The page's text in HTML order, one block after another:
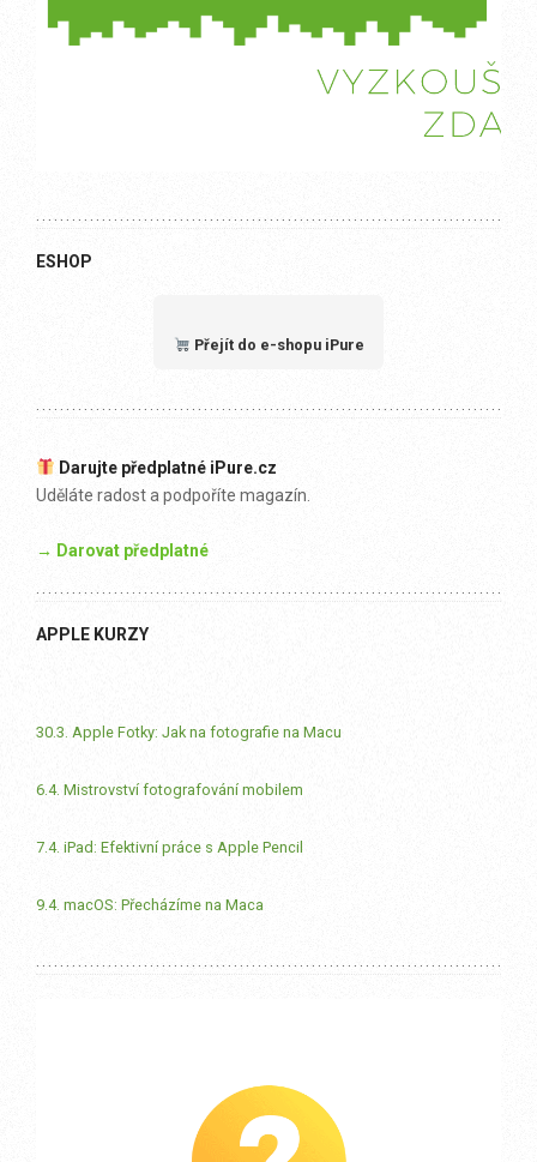
ESHOP
Přejít do e-shopu iPure
Darujte předplatné iPure.cz
Uděláte radost a podpoříte magazín.
→ Darovat předplatné
APPLE KURZY
30.3. Apple Fotky: Jak na fotografie na Macu
6.4. Mistrovství fotografování mobilem
7.4. iPad: Efektivní práce s Apple Pencil
9.4. macOS: Přecházíme na Maca